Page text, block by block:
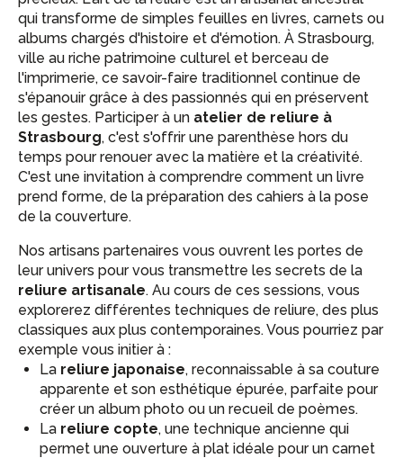
qui transforme de simples feuilles en livres, carnets ou
albums chargés d'histoire et d'émotion. À Strasbourg,
ville au riche patrimoine culturel et berceau de
l'imprimerie, ce savoir-faire traditionnel continue de
s'épanouir grâce à des passionnés qui en préservent
les gestes. Participer à un atelier de reliure à
Strasbourg, c'est s'offrir une parenthèse hors du
temps pour renouer avec la matière et la créativité.
C'est une invitation à comprendre comment un livre
prend forme, de la préparation des cahiers à la pose
de la couverture.
Nos artisans partenaires vous ouvrent les portes de
leur univers pour vous transmettre les secrets de la
reliure artisanale. Au cours de ces sessions, vous
explorerez différentes techniques de reliure, des plus
classiques aux plus contemporaines. Vous pourriez par
exemple vous initier à :
La reliure japonaise, reconnaissable à sa couture
apparente et son esthétique épurée, parfaite pour
créer un album photo ou un recueil de poèmes.
La reliure copte, une technique ancienne qui
permet une ouverture à plat idéale pour un carnet